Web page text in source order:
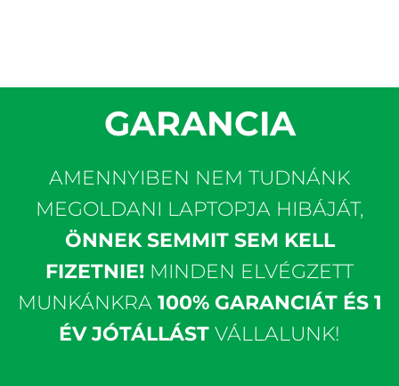
GARANCIA
AMENNYIBEN NEM TUDNÁNK
MEGOLDANI LAPTOPJA HIBÁJÁT,
ÖNNEK SEMMIT SEM KELL
FIZETNIE! MINDEN ELVÉGZETT
MUNKÁNKRA 100% GARANCIÁT ÉS 1
ÉV JÓTÁLLÁST VÁLLALUNK!